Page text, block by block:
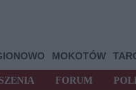
MOKOTÓW
FORUM